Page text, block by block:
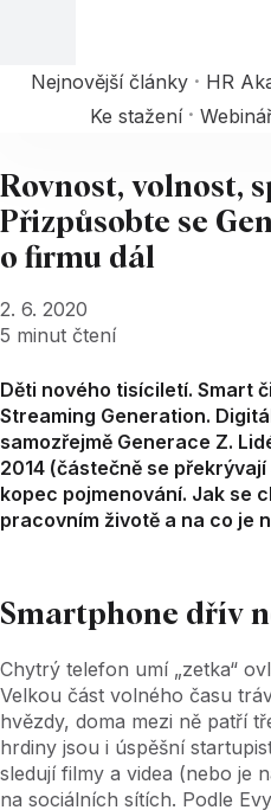
Nejnovější články HR
Ke stažení
Rovnost, volnost,
Přizpůsobte se
o firmu dál
2. 6. 2020
5 minut čtení
Děti nového tisíciletí. Smart
Streaming Generation.
samozřejmě Generace Z.
2014 (částečně se
kopec pojmenování. Jak se
pracovním životě a na co je
Smartphone dřív
Chytrý telefon umí „zetka“
Velkou část volného času
hvězdy, doma mezi ně patří
hrdiny jsou i úspěšní
sledují filmy a videa (nebo je
na sociálních sítích. Podle